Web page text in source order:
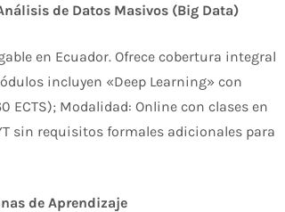
de Datos Masivos (Big Data)
en Ecuador. Ofrece cobertura integral
incluyen «Deep Learning» con
ECTS); Modalidad: Online con clases en
sin requisitos formales adicionales para
de Aprendizaje